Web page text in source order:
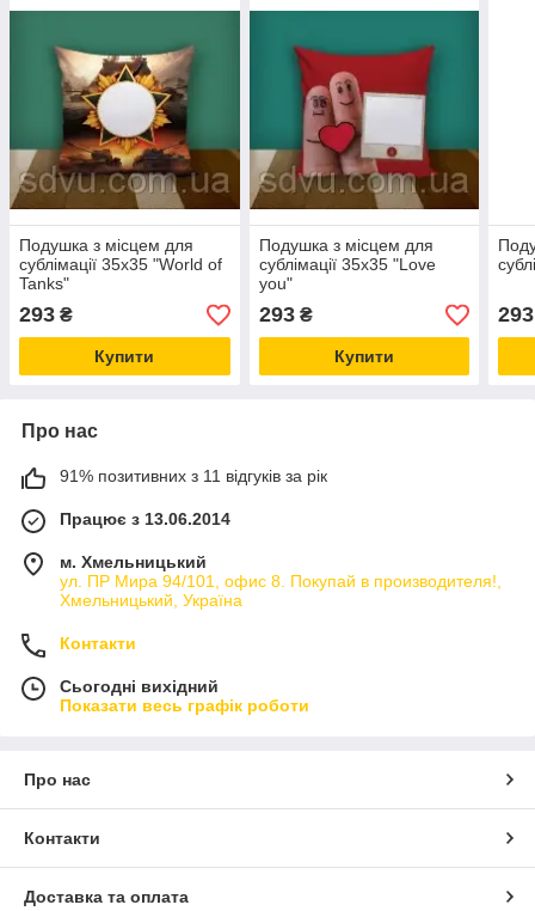
Подушка з місцем для
сублімації 35х35 "World of
Tanks"
293 ₴
Купити
Подушка з місцем для
сублімації 35х35 "Love
you"
293₴
Купити
293
Про нас
91% позитивних з 11 відгуків за рік
Працює з 13.06.2014
м. Хмельницький
ул. ПР Мира 94/101, офис 8. Покупай в производителя!,
Хмельницький, Україна
Контакти
Сьогодні вихідний
Показати весь графік роботи
Про нас
Контакти
Доставка та оплата